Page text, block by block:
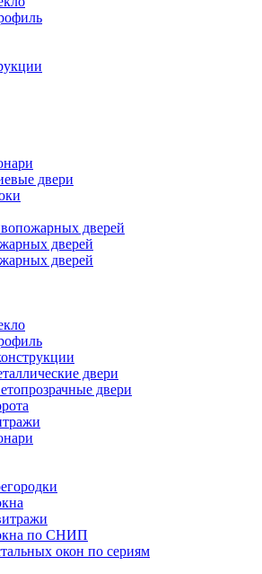
двери
дверей
дверей
дверей
двери
двери
по СНИП
окон по сериям